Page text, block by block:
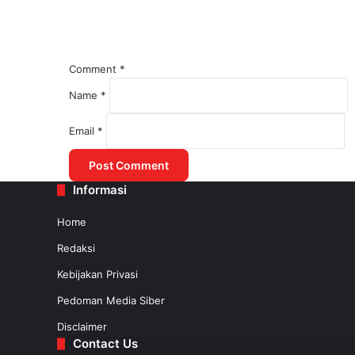
Kemenhub Lakukan Kajian untuk
Comment *
Name *
Email *
Informasi
Home
Redaksi
Kebijakan Privasi
Pedoman Media Siber
Disclaimer
Contact Us